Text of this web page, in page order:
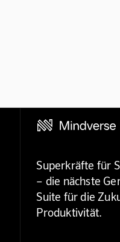
Superkräfte für
– die nächste
Suite für die
Produktivität.